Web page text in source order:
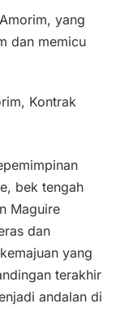
yang
dan memicu
bek tengah
Maguire
dan
yang
terakhir
andalan di